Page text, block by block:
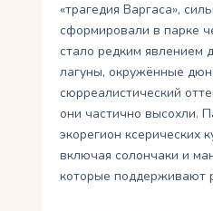
«трагедия Варгаса»,
сформировали в парке
стало редким явлением
лагуны, окружённые
сюрреалистический
они частично высохли.
экорегион ксерических
включая солончаки и
которые поддерживают